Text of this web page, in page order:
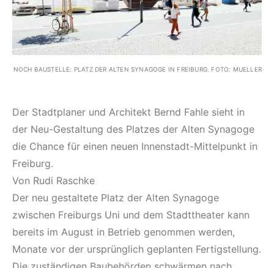
NOCH BAUSTELLE: PLATZ DER ALTEN SYNAGOGE IN FREIBURG. FOTO: MUELLER
Der Stadtplaner und Architekt Bernd Fahle sieht in
der Neu-Gestaltung des Platzes der Alten Synagoge
die Chance für einen neuen Innenstadt-Mittelpunkt in
Freiburg.
Von Rudi Raschke
Der neu gestaltete Platz der Alten Synagoge
zwischen Freiburgs Uni und dem Stadttheater kann
bereits im August in Betrieb genommen werden,
Monate vor der ursprünglich geplanten Fertigstellung.